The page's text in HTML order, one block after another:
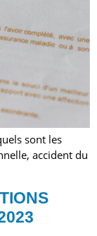
sont les
accident du